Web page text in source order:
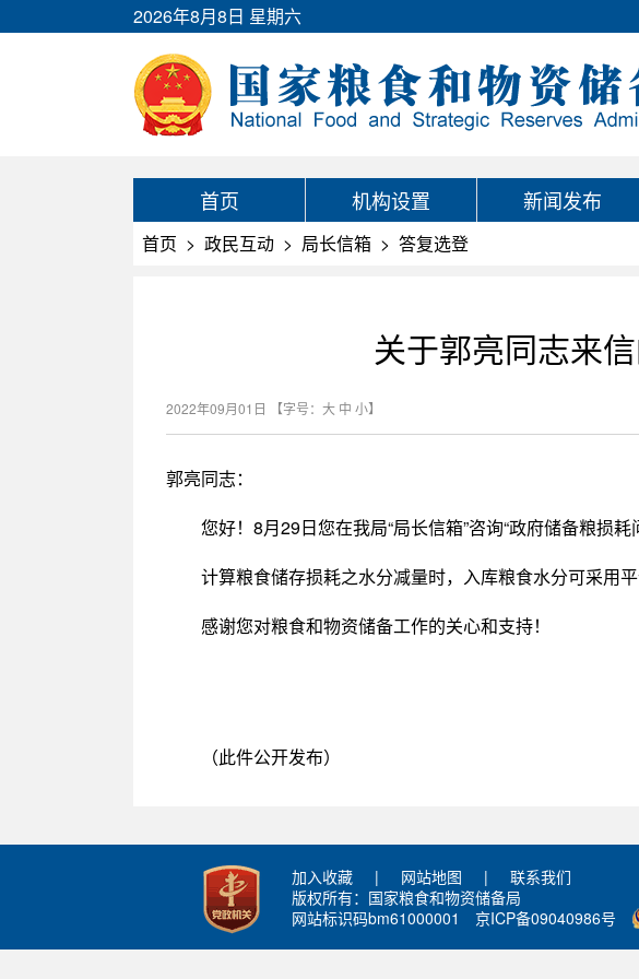
2026年8月8日 星期六
首页 机构设置 新闻发布
首页 > 政民互动 > 局长信箱 > 答复选登
关于郭亮同志来
2022年09月01日 【字号： 大 中 小】
郭亮同志：
您好！8月29日您在我局“局长信箱”咨询“政府储备粮损耗
计算粮食储存损耗之水分减量时，入库粮食水分可采用平
感谢您对粮食和物资储备工作的关心和支持！
（此件公开发布）
加入收藏 | 网站地图 |
联系我们
版权所有：国家粮食和物资储备局
网站标识码bm61000001
京ICP备09040986号